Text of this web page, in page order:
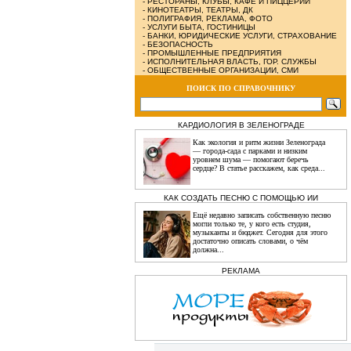
- КИНОТЕАТРЫ, ТЕАТРЫ, ДК
- ПОЛИГРАФИЯ, РЕКЛАМА, ФОТО
- УСЛУГИ БЫТА, ГОСТИНИЦЫ
- БАНКИ, ЮРИДИЧЕСКИЕ УСЛУГИ, СТРАХОВАНИЕ
- БЕЗОПАСНОСТЬ
- ПРОМЫШЛЕННЫЕ ПРЕДПРИЯТИЯ
- ИСПОЛНИТЕЛЬНАЯ ВЛАСТЬ, ГОР. СЛУЖБЫ
- ОБЩЕСТВЕННЫЕ ОРГАНИЗАЦИИ, СМИ
ПОИСК ПО СПРАВОЧНИКУ
КАРДИОЛОГИЯ В ЗЕЛЕНОГРАДЕ
Как экология и ритм жизни Зеленограда
— города‑сада с парками и низким
уровнем шума — помогают беречь
сердце? В статье расскажем, как среда...
КАК СОЗДАТЬ ПЕСНЮ С ПОМОЩЬЮ ИИ
Ещё недавно записать собственную песню
могли только те, у кого есть студия,
музыканты и бюджет. Сегодня для этого
достаточно описать словами, о чём
должна...
РЕКЛАМА